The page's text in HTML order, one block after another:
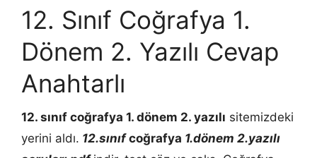
12. Sınıf Coğrafya 1.
Dönem 2. Yazılı Cevap
Anahtarlı
12. sınıf coğrafya 1. dönem 2. yazılı sitemizdeki
yerini aldı. 12.sınıfcoğrafya 1.dönem 2.yazılı